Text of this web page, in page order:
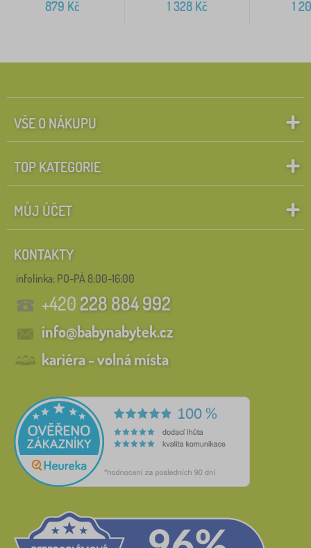
879 Kč 1 328 Kč 1
VŠE O NÁKUPU
TOP KATEGORIE
MŮJ ÚČET
KONTAKTY
infolinka: PO-PÁ 8:00-16:00
+420228 884 992
info@babynabytek.cz
kariéra - volná místa